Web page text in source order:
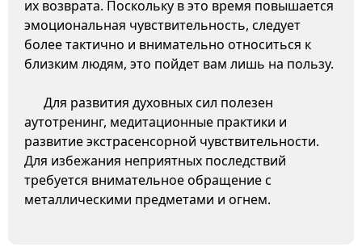
их возврата. Поскольку в это время повышается
эмоциональная чувствительность, следует
более тактично и внимательно относиться к
близким людям, это пойдет вам лишь на пользу.
Для развития духовных сил полезен
аутотренинг, медитационные практики и
развитие экстрасенсорной чувствительности.
Для избежания неприятных последствий
требуется внимательное обращение с
металлическими предметами и огнем.